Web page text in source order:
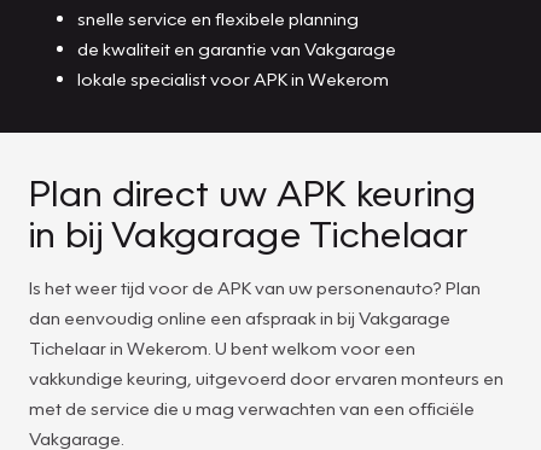
snelle service en flexibele planning
de kwaliteit en garantie van Vakgarage
lokale specialist voor APK in Wekerom
Plan direct uw APK keuring
in bij Vakgarage Tichelaar
Is het weer tijd voor de APK van uw personenauto? Plan
dan eenvoudig online een afspraak in bij Vakgarage
Tichelaar in Wekerom. U bent welkom voor een
vakkundige keuring, uitgevoerd door ervaren monteurs en
met de service die u mag verwachten van een officiële
Vakgarage.